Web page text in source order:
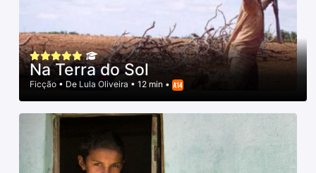
Na Terra do Sol
Ficção • De Lula Oliveira • 12 min •